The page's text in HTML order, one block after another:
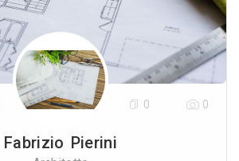
Fabrizio Pierini
0 0